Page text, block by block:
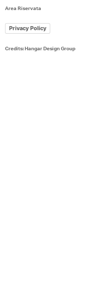
Area Riservata
Privacy Policy
Credits: Hangar Design Group